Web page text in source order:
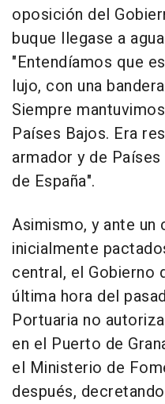
oposición del
buque llegase a
"Entendíamos que
lujo, con una
Siempre
Países Bajos. Era
armador y de
de España".
Asimismo, y ante
inicialmente
central, el Gobierno
última hora del
Portuaria no
en el Puerto de
el Ministerio de
después,